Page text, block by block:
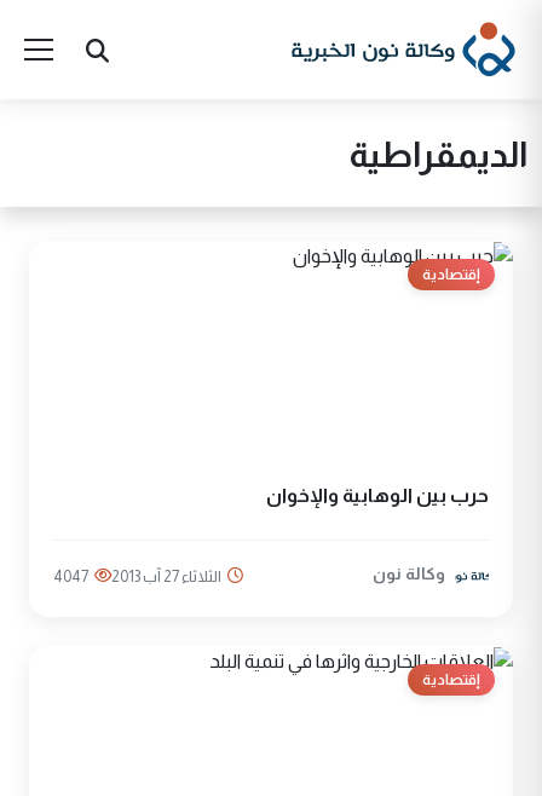
الديمقراطية
إقتصادية
حرب بين الوهابية والإخوان
وكالة نون الثلاثاء 27 آب 2013 4047
إقتصادية